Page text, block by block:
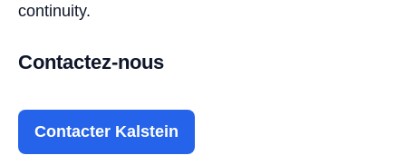
continuity.
Contactez-nous
Contacter Kalstein